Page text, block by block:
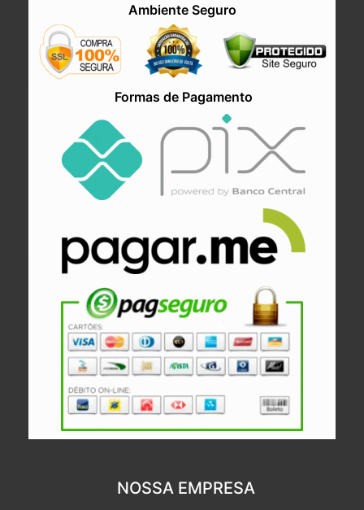
Ambiente Seguro
Formas de Pagamento
NOSSA EMPRESA